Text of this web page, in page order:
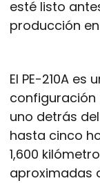
esté listo
producción
El PE-210A
uno detrás
hasta cinco
1,600
aproximadas